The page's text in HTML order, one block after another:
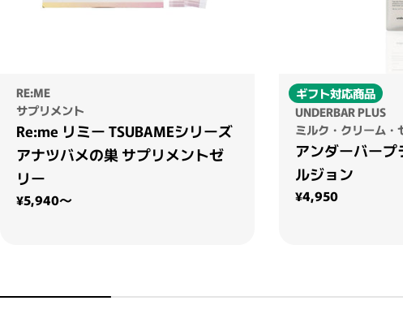
RE:ME
サプリメント
Re:me リミー TSUBAMEシリーズ
アナツバメの巣 サプリメントゼ
リー
通常価格
¥5,940～
ギフト対応商品
UNDERBAR PLUS
ミルク・クリーム・
アンダーバープ
ルジョン
通常価格
¥4,950